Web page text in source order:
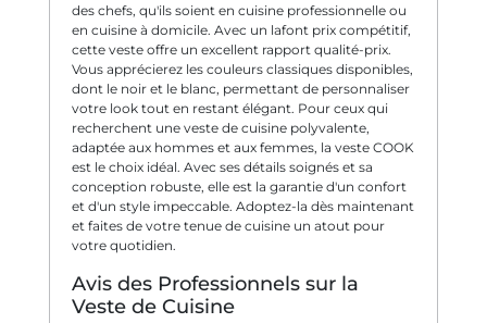
des chefs, qu'ils soient en cuisine professionnelle ou
en cuisine à domicile. Avec un lafont prix compétitif,
cette veste offre un excellent rapport qualité-prix.
Vous apprécierez les couleurs classiques disponibles,
dont le noir et le blanc, permettant de personnaliser
votre look tout en restant élégant. Pour ceux qui
recherchent une veste de cuisine polyvalente,
adaptée aux hommes et aux femmes, la veste COOK
est le choix idéal. Avec ses détails soignés et sa
conception robuste, elle est la garantie d'un confort
et d'un style impeccable. Adoptez-la dès maintenant
et faites de votre tenue de cuisine un atout pour
votre quotidien.
Avis des Professionnels sur la
Veste de Cuisine